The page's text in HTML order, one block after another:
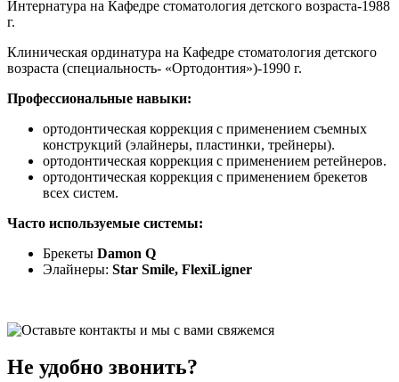
Интернатура на Кафедре стоматология детского возраста-1988
г.
Клиническая ординатура на Кафедре стоматология детского
возраста (специальность- «Ортодонтия»)-1990 г.
Профессиональные навыки:
ортодонтическая коррекция с применением съемных
конструкций (элайнеры, пластинки, трейнеры).
ортодонтическая коррекция с применением ретейнеров.
ортодонтическая коррекция с применением брекетов
всех систем.
Часто используемые системы:
Брекеты Damon Q
Элайнеры: Star Smile, FlexiLigner
Не удобно звонить?